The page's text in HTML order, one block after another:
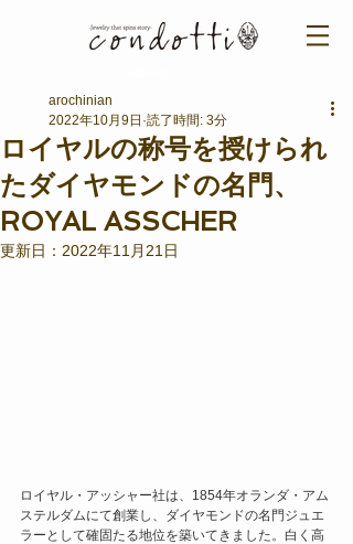
ロイヤルの称号を授けられ
たダイヤモンドの名門、
ROYAL ASSCHER
arochinian
2022年10月9日 読了時間: 3分
更新日： 2022年11月21日
ロイヤル・アッシャー社は、1854年オランダ・アム
ステルダムにて創業し、ダイヤモンドの名門ジュエ
ラーとして確固たる地位を築いてきました。白く高